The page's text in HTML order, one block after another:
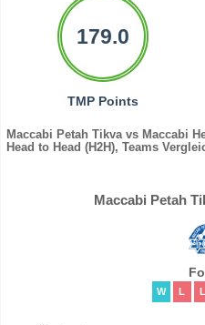
179.0
TMP Points
Maccabi Petah Tikva vs Maccabi
Head to Head (H2H), Teams
Maccabi Petah
W L L